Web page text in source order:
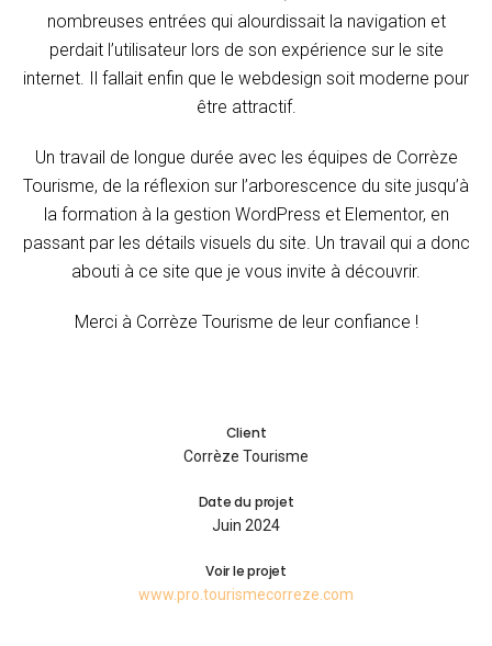
nombreuses entrées qui alourdissait la navigation et
perdait l’utilisateur lors de son expérience sur le site
internet. Il fallait enfin que le webdesign soit moderne pour
être attractif.
Un travail de longue durée avec les équipes de Corrèze
Tourisme, de la réflexion sur l’arborescence du site jusqu’à
la formation à la gestion WordPress et Elementor, en
passant par les détails visuels du site. Un travail qui a donc
abouti à ce site que je vous invite à découvrir.
Merci à Corrèze Tourisme de leur confiance !
Client
Corrèze Tourisme
Date du projet
Juin 2024
Voir le projet
www.pro.tourismecorreze.com